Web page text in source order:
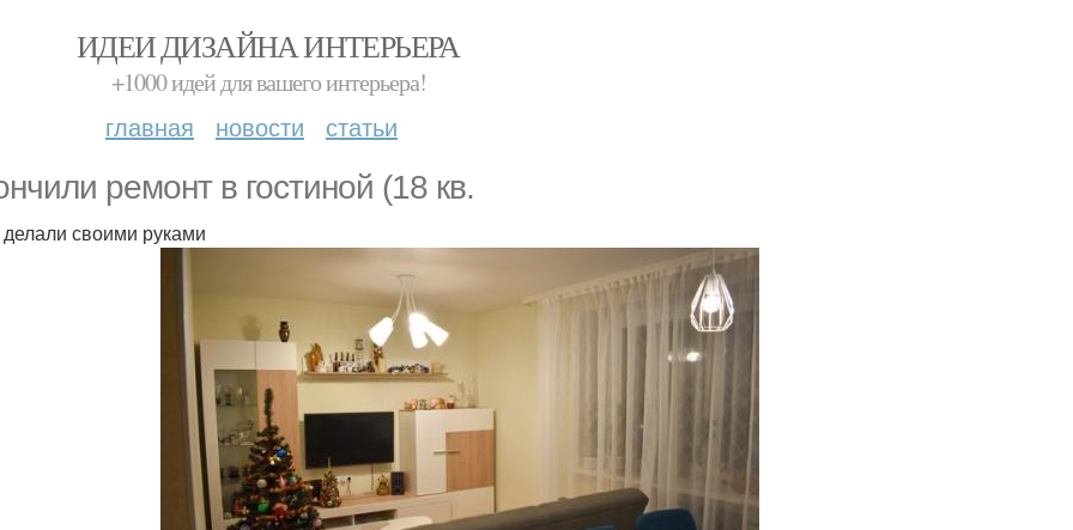
ИДЕИ ДИЗАЙНА ИНТЕРЬЕРА
+1000 идей для вашего интерьера!
главная новости статьи
ремонт в гостиной (18 кв.
своими руками